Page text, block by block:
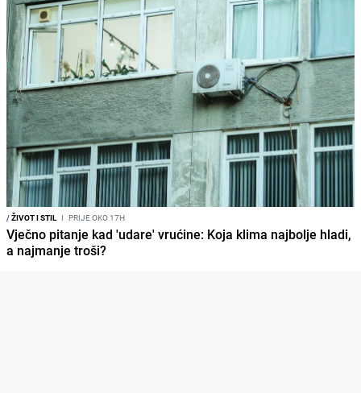
/ŽIVOT I STIL I PRIJE OKO 17H
Vječno pitanje kad 'udare' vrućine: Koja klima najbolje hladi,
a najmanje troši?